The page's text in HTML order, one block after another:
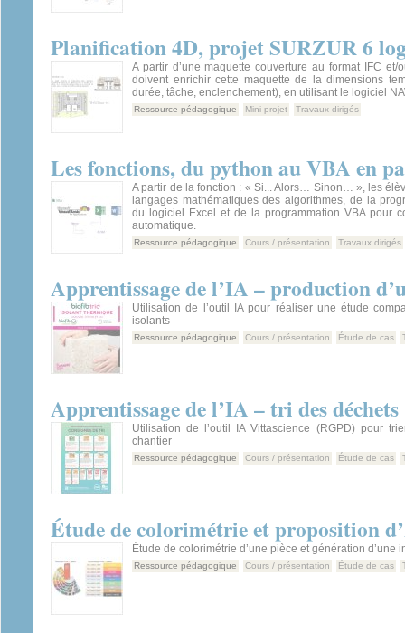
Planification 4D, projet SURZUR 6
A partir d’une maquette couverture au format IFC et/
doivent enrichir cette maquette de la dimensions
durée, tâche, enclenchement), en utilisant le logiciel
Ressource pédagogique Mini-projet Travaux dirigés
Les fonctions, du python au VBA en
A partir de la fonction : « Si... Alors… Sinon… », les
langages mathématiques des algorithmes, de la
du logiciel Excel et de la programmation VBA pour
automatique.
Ressource pédagogique Cours / présentation Travaux dirigés
Apprentissage de l’IA – production
Utilisation de l’outil IA pour réaliser une étude
isolants
Ressource pédagogique Cours / présentation Étude de cas
Apprentissage de l’IA – tri des déchets
Utilisation de l’outil IA Vittascience (RGPD) pour
chantier
Ressource pédagogique Cours / présentation Étude de cas
Étude de colorimétrie et proposition
Étude de colorimétrie d’une pièce et génération d’une
Ressource pédagogique Cours / présentation Étude de cas